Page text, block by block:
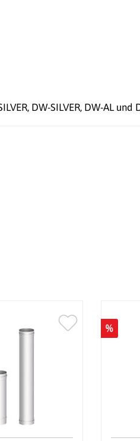
DW-SILVER, DW-AL und
%